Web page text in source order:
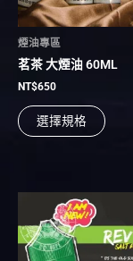
煙油專區
茗茶 大煙油 60ML
NT$650
選擇規格
可
在
品
選
品
有